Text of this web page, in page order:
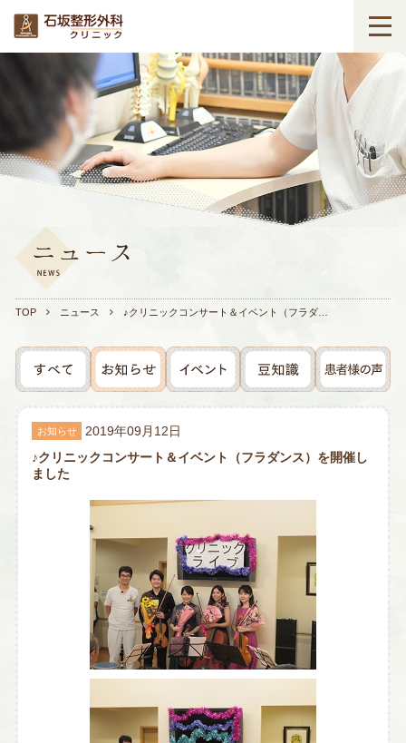
TOP ニュース ♪クリニックコンサート＆イベント（フラダ…
お知らせ
2019年09月12日
♪クリニックコンサート＆イベント（フラダンス）を開催し
ました